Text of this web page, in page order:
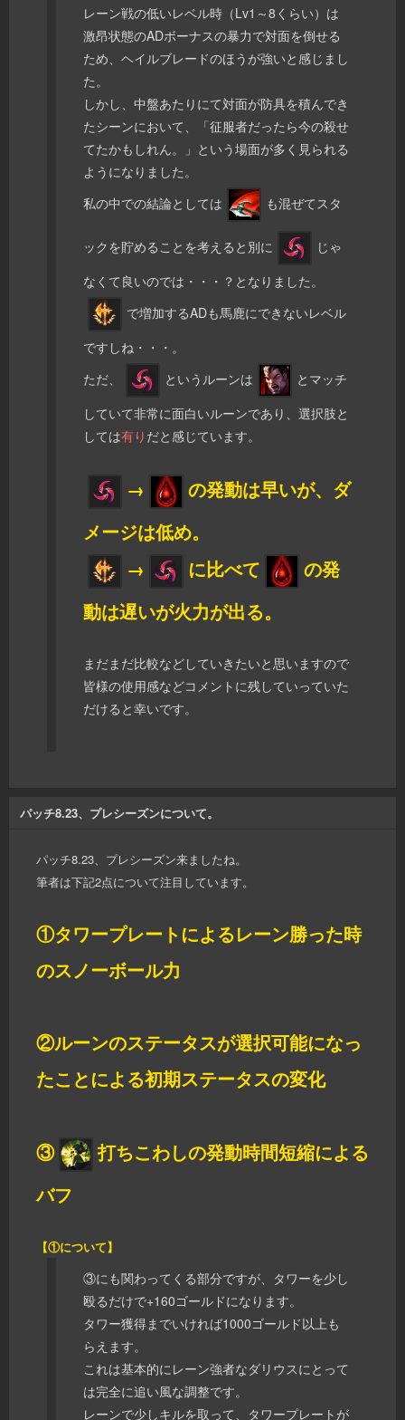
レーン戦の低いレベル時（Lv1～8くらい）は
激昂状態のADボーナスの暴力で対面を倒せる
ため、ヘイルブレードのほうが強いと感じまし
た。
しかし、中盤あたりにて対面が防具を積んでき
たシーンにおいて、「征服者だったら今の殺せ
てたかもしれん。」という場面が多く見られる
ようになりました。
私の中での結論としては
も混ぜてスタ
ックを貯めることを考えると別に
じゃ
なくて良いのでは・・・？となりました。
で増加するADも馬鹿にできないレベル
ですしね・・・。
ただ、
というルーンは
とマッチ
していて非常に面白いルーンであり、選択肢と
しては有り だと感じています。
→
の発動は早いが、ダ
メージは低め。
→
に比べて
の発
動は遅いが火力が出る。
まだまだ比較などしていきたいと思いますので
皆様の使用感などコメントに残していっていた
だけると幸いです。
パッチ8.23、プレシーズンについて。
パッチ8.23、プレシーズン来ましたね。
筆者は下記2点について注目しています。
①タワープレートによるレーン勝った時
のスノーボール力
②ルーンのステータスが選択可能になっ
たことによる初期ステータスの変化
③
打ちこわしの発動時間短縮による
バフ
【①について】
③にも関わってくる部分ですが、タワーを少し
殴るだけで+160ゴールドになります。
タワー獲得までいければ1000ゴールド以上も
らえます。
これは基本的にレーン強者なダリウスにとって
は完全に追い風な調整です。
レーンで少しキルを取って、タワープレートが